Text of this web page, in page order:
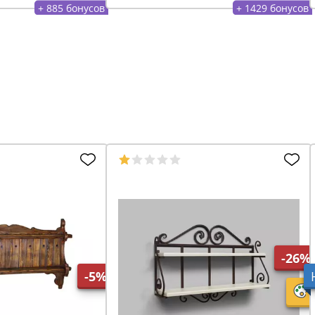
+ 885 бонусов + 1429 бонусов
-5%
-26%